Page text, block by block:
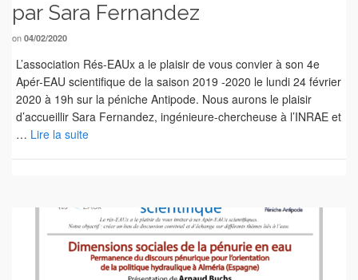
par Sara Fernandez
on 04/02/2020
L’association Rés-EAUx a le plaisir de vous convier à son 4e
Apér-EAU scientifique de la saison 2019 -2020 le lundi 24 février
2020 à 19h sur la péniche Antipode. Nous aurons le plaisir
d’accueillir Sara Fernandez, ingénieure-chercheuse à l’INRAE et
… Lire la suite